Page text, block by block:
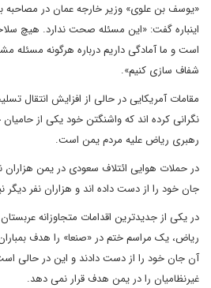
«یوسف بن علوی» وزیر خارجه عمان در مصاحبه
اینباره گفت: «این مسئله صحت ندارد. هیچ
است و ما آمادگی داریم درباره هرگونه مسئله
شفاف سازی کنیم».
مقامات آمریکایی در حالی از افزایش انتقال
نگرانی کرده اند که واشنگتن خود یکی از
رهبری ریاض علیه مردم یمن است.
در حملات هوایی ائتلاف سعودی در یمن هزاران
جان خود را از دست داده اند و هزاران نفر دیگر
در یکی از جدیدترین اقدامات متجاوزانه
ریاض، یک مراسم ختم در «صنعا» را هدف
آن جان خود را از دست دادند و این در حالی
غیرنظامیان را در یمن هدف قرار نمی دهد.